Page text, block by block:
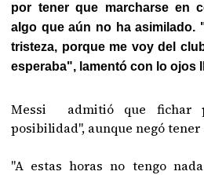
por tener que marcharse en
algo que aún no ha asimilado.
tristeza, porque me voy del
esperaba", lamentó con lo ojos
Messi admitió que fichar
posibilidad", aunque negó
"A estas horas no tengo